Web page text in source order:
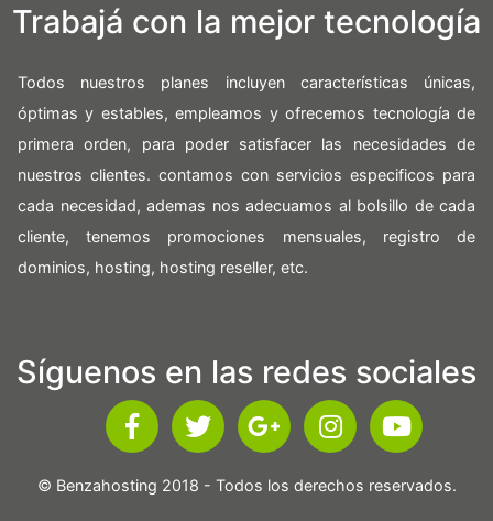
Trabajá con la mejor tecnología
Todos nuestros planes incluyen características únicas,
óptimas y estables, empleamos y ofrecemos tecnología de
primera orden, para poder satisfacer las necesidades de
nuestros clientes. contamos con servicios especificos para
cada necesidad, ademas nos adecuamos al bolsillo de cada
cliente, tenemos promociones mensuales, registro de
dominios, hosting, hosting reseller, etc.
Síguenos en las redes sociales
© Benzahosting 2018 - Todos los derechos reservados.